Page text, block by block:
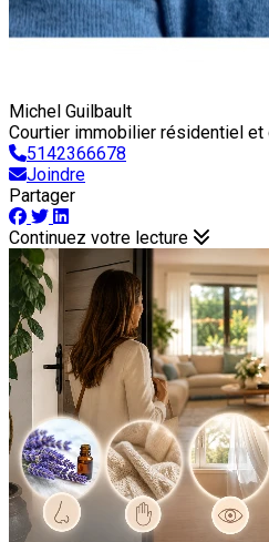
Michel Guilbault
Courtier immobilier résidentiel et
5142366678
Joindre
Partager
Continuez votre lecture